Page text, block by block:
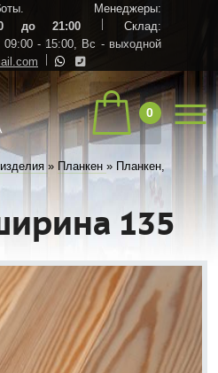
Менеджеры:
до 21:00
Склад:
- 15:00, Вс - выходной
0
» Планкен » Планкен,
135